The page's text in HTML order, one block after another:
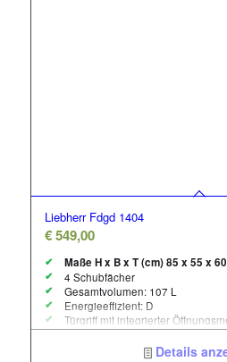
Liebherr Fdgd 1404
€549,00
Maße H x B x T (cm) 85 x 55 x
4 Schubfächer
Gesamtvolumen: 107 L
Energieeffizient: D
Türgriff mit integrierter
Smart Frost
Frost Protection – Bis max. -
Details